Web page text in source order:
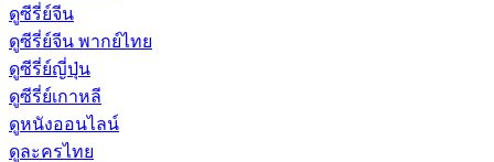
ดูซีรี่ย์จีน
ดูซีรี่ย์จีน พากย์ไทย
ดูซีรี่ย์ญี่ปุ่น
ดูซีรี่ย์เกาหลี
ดูหนังออนไลน์
ดูละครไทย